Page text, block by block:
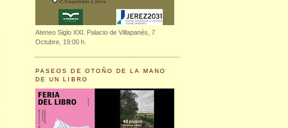
Ateneo Siglo XXI. Palacio de Villapanés, 7
Octubre, 19:00 h.
PASEOS DE OTOÑO DE LA MANO
DE UN LIBRO